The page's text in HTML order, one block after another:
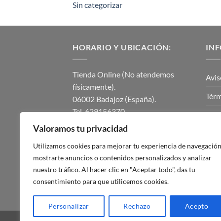
Valoramos tu privacidad
Utilizamos cookies para mejorar tu experiencia de
mostrarte anuncios o contenidos personalizados y analizar
nuestro tráfico. Al hacer clic en "Aceptar todo", das tu
consentimiento para que utilicemos cookies.
Personalizar Rechazo Acepto
Sin categorizar
HORARIO Y UBICACIÓN:
Tienda Online (No atendemos
físicamente).
06002 Badajoz (España).
Tel. 629156370.
instalmaticsur@gmail.com.
Lunes a Viernes de 8.00h a 14.00h.
Tardes cerrado.
Mi